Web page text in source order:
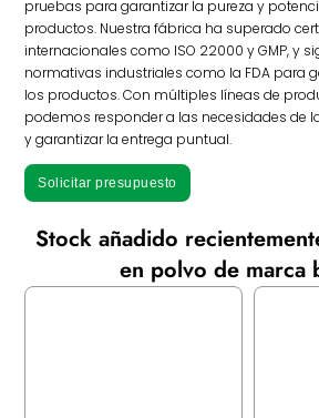
pruebas para garantizar la pureza y
productos. Nuestra fábrica ha superado
internacionales como ISO 22000 y GMP, y
normativas industriales como la FDA para
los productos. Con múltiples líneas de
podemos responder a las necesidades de
y garantizar la entrega puntual.
Solicitar presupuesto
Stock añadido
en polvo de marca